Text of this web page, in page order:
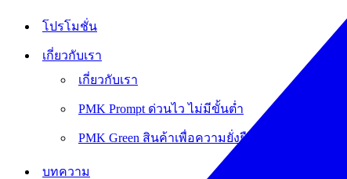
โปรโมชั่น
เกี่ยวกับเรา
เกี่ยวกับเรา
PMK Prompt ด่วนไว ไม่มีขั้นต่ำ
PMK Green สินค้าเพื่อความยั่งยืน
บทความ